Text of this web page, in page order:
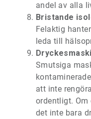
andel av alla
Bristande
Felaktig
leda till
Smutsiga
att inte
ordentligt. Om
det inte bara